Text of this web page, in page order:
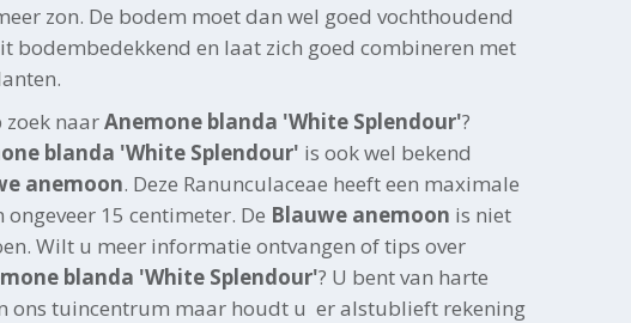
zon. De bodem moet dan wel goed vochthoudend
bodembedekkend en laat zich goed combineren met
zoek naarAnemone blanda 'White Splendour'?
blanda 'White Splendour' is ook wel bekend
anemoon. Deze Ranunculaceae heeft een maximale
ongeveer 15 centimeter. De Blauwe anemoon is niet
Wilt u meer informatie ontvangen of tips over
blanda 'White Splendour'? U bent van harte
ons tuincentrum maar houdt u er alstublieft rekening